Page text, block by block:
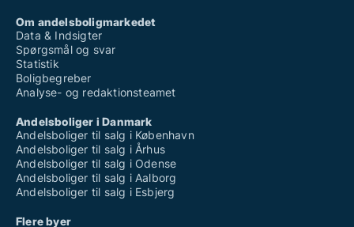
Om andelsboligmarkedet
Data & Indsigter
Spørgsmål og svar
Statistik
Boligbegreber
Analyse- og redaktionsteamet
Andelsboliger i Danmark
Andelsboliger til salg i København
Andelsboliger til salg i Århus
Andelsboliger til salg i Odense
Andelsboliger til salg i Aalborg
Andelsboliger til salg i Esbjerg
Flere byer